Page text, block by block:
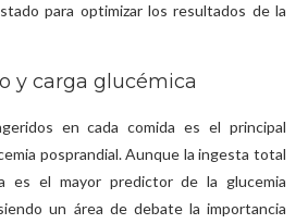
para optimizar los resultados de la
y carga glucémica
en cada comida es el principal
posprandial. Aunque la ingesta total
es el mayor predictor de la glucemia
un área de debate la importancia